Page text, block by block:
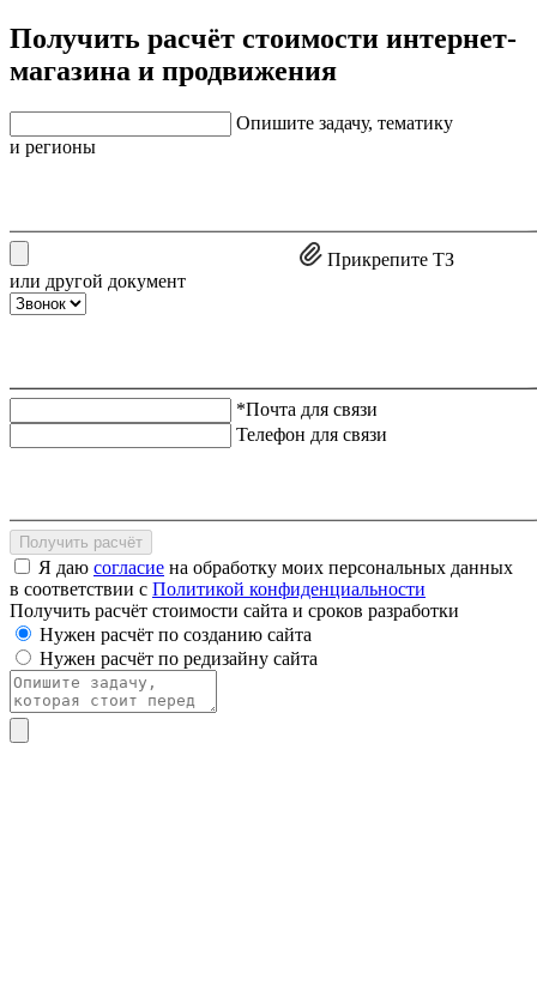
Получить расчёт стоимости интернет-
магазина и продвижения
Опишите задачу, тематику
и регионы
Прикрепите ТЗ
или другой документ
*Почта для связи
Телефон для связи
Получить расчёт
Я даю согласие на обработку моих персональных данных
в соответствии с Политикой конфиденциальности
Получить расчёт стоимости сайта и сроков разработки
Нужен расчёт по созданию сайта
Нужен расчёт по редизайну сайта